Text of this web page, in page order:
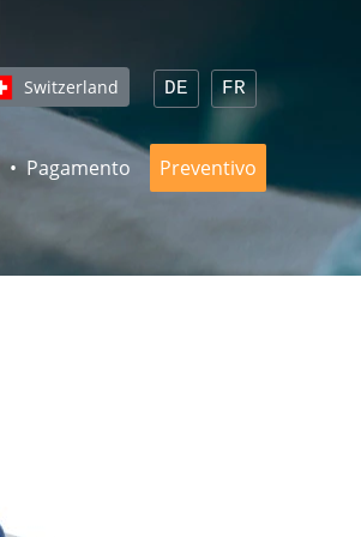
DE FR
Switzerland
Pagamento Preventivo